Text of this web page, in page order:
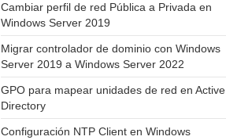
Cambiar perfil de red Pública a Privada en
Windows Server 2019
Migrar controlador de dominio con Windows
Server 2019 a Windows Server 2022
GPO para mapear unidades de red en Active
Directory
Configuración NTP Client en Windows